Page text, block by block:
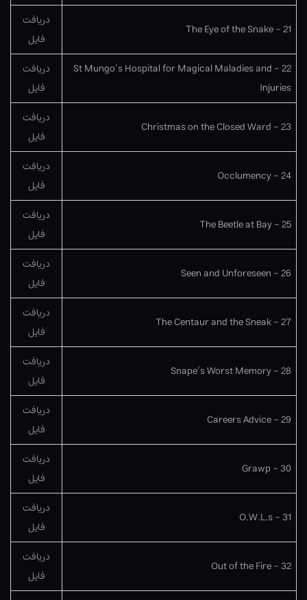
21 – The Eye of the Snake
دریافت
فایل
22 – St Mungo’s Hospital for Magical Maladies and
Injuries
دریافت
فایل
23 – Christmas on the Closed Ward
دریافت
فایل
24 – Occlumency
دریافت
فایل
25 – The Beetle at Bay
دریافت
فایل
26 – Seen and Unforeseen
دریافت
فایل
27 – The Centaur and the Sneak
دریافت
فایل
28 – Snape’s Worst Memory
دریافت
فایل
29 – Careers Advice
دریافت
فایل
30 – Grawp
دریافت
فایل
31 – O.W.L.s
دریافت
فایل
32 – Out of the Fire
دریافت
فایل